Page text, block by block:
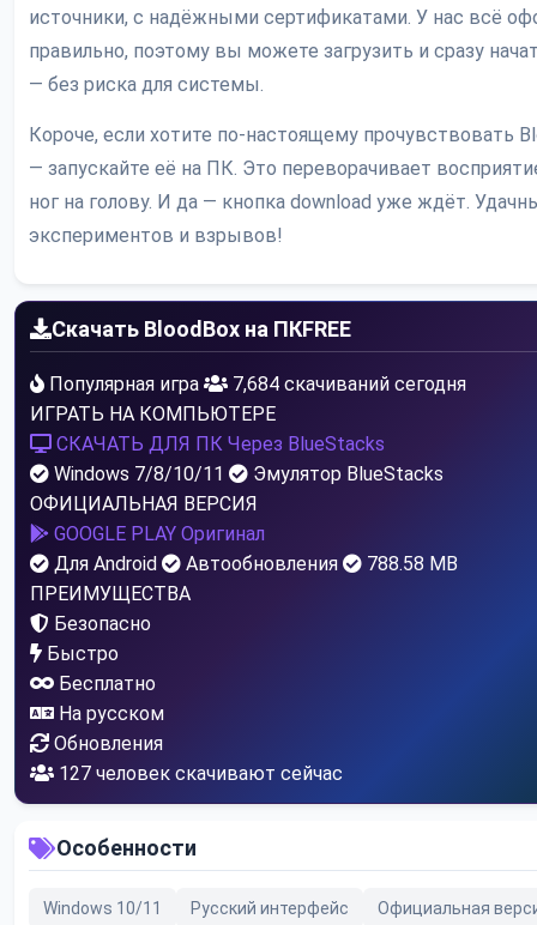
источники, с надёжными сертификатами. У нас всё
правильно, поэтому вы можете загрузить и сразу
— без риска для системы.
Короче, если хотите по-настоящему прочувствовать
— запускайте её на ПК. Это переворачивает
ног на голову. И да — кнопка download уже ждёт.
экспериментов и взрывов!
Скачать BloodBox на ПКFREE
Популярная игра
7,684 скачиваний сегодня
ИГРАТЬ НА КОМПЬЮТЕРЕ
СКАЧАТЬ ДЛЯ ПК Через BlueStacks
Windows 7/8/10/11
Эмулятор BlueStacks
ОФИЦИАЛЬНАЯ ВЕРСИЯ
GOOGLE PLAY Оригинал
Для Android
Автообновления
788.58 MB
ПРЕИМУЩЕСТВА
Безопасно
Быстро
Бесплатно
На русском
Обновления
122 человек скачивают сейчас
Особенности
Windows 10/11 Русский интерфейс Официальная